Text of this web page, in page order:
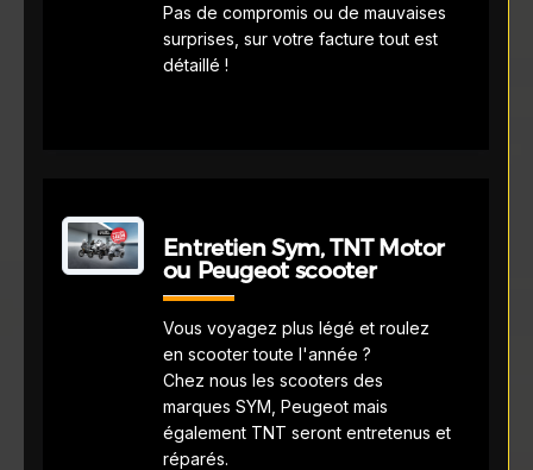
Pas de compromis ou de mauvaises
surprises, sur votre facture tout est
détaillé !
Entretien Sym, TNT Motor
ou Peugeot scooter
Vous voyagez plus légé et roulez
en scooter toute l'année ?
Chez nous les scooters des
marques SYM, Peugeot mais
également TNT seront entretenus et
réparés.